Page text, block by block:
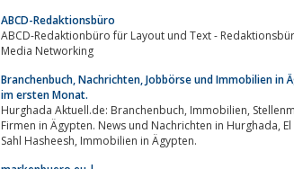
ABCD-Redaktionsbüro
ABCD-Redaktionbüro für Layout und Text - Redaktionsbüro für Media Relations,
Media Networking
Branchenbuch, Nachrichten, Jobbörse und Immobilien
im ersten Monat.
Hurghada Aktuell.de: Branchenbuch, Immobilien, Stellenmarkt, Jobbörse, deutsche und deutschsprachige Unternehmen und
Firmen in Ägypten. News und Nachrichten in Hurghada, El Gouna, Marsa Alam, Safaga, Dahab, Luxor, Cairo, Sharm El Sheik,
Sahl Hasheesh, Immobilien in Ägypten.